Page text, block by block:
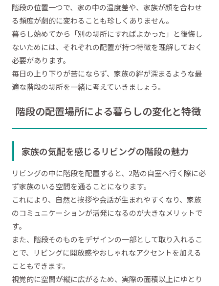
階段の位置一つで、家の中の温度差や、家族が顔を合わせ
る頻度が劇的に変わることも珍しくありません。
暮らし始めてから「別の場所にすればよかった」と後悔し
ないためには、それぞれの配置が持つ特徴を理解しておく
必要があります。
毎日の上り下りが苦にならず、家族の絆が深まるような最
適な階段の場所を一緒に考えていきましょう。
階段の配置場所による暮らしの変化と特徴
家族の気配を感じるリビングの階段の魅力
リビングの中に階段を配置すると、2階の自室へ行く際に必
ず家族のいる空間を通ることになります。
これにより、自然と挨拶や会話が生まれやすくなり、家族
のコミュニケーションが活発になるのが大きなメリットで
す。
また、階段そのものをデザインの一部として取り入れるこ
とで、リビングに開放感やおしゃれなアクセントを加える
こともできます。
視覚的に空間が縦に広がるため、実際の面積以上にゆとり